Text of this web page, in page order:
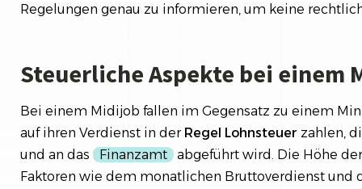
Regelungen genau zu informieren, um keine
Steuerliche Aspekte bei einem
Bei einem Midijob fallen im Gegensatz zu einem
auf ihren Verdienst in der Regel Lohnsteuer zahlen,
und an das
Finanzamt
abgeführt wird. Die Höhe
Faktoren wie dem monatlichen Bruttoverdienst und